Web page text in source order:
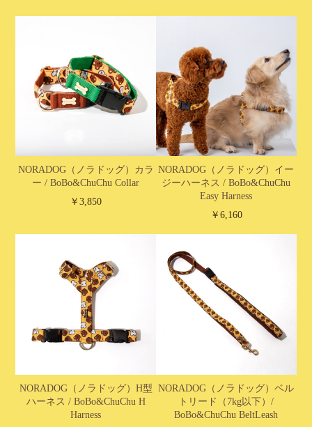
NORADOG（ノラドッグ）カラ
ー / BoBo&ChuChu Collar
￥3,850
NORADOG（ノラドッグ）イー
ジーハーネス / BoBo&ChuChu
Easy Harness
￥6,160
NORADOG（ノラドッグ）H型
ハーネス / BoBo&ChuChu H
Harness
NORADOG（ノラドッグ）ベル
トリード（7kg以下）/
BoBo&ChuChu BeltLeash